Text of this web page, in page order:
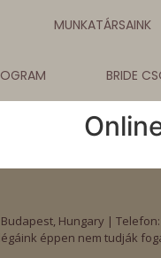
MUNKATÁRSAINK
BRIDE
Hungary | Telefon:
éppen nem tudják